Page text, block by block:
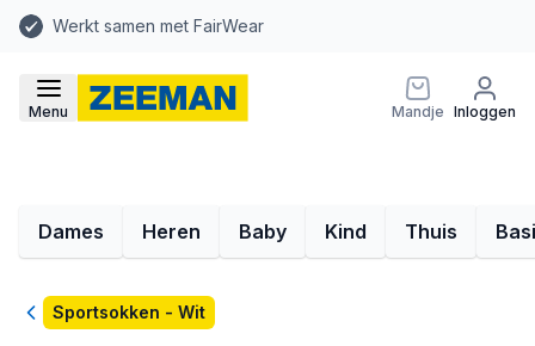
Werkt samen met FairWear
Menu Mandje Inloggen
Dames Heren Baby Kind Thuis
TerugSportsokken - Wit